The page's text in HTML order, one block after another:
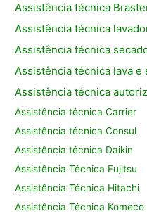
Assistência técnica
Assistência técnica
Assistência técnica
Assistência técnica lava e
Assistência técnica
Assistência técnica Carrier
Assistência técnica Consul
Assistência técnica Daikin
Assistência Técnica Fujitsu
Assistência Técnica Hitachi
Assistência Técnica Komeco